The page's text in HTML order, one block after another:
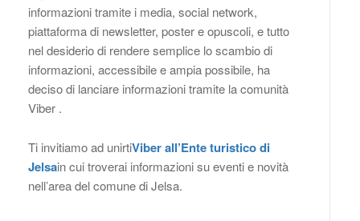
informazioni tramite i media, social network,
piattaforma di newsletter, poster e opuscoli, e tutto
nel desiderio di rendere semplice lo scambio di
informazioni, accessibile e ampia possibile, ha
deciso di lanciare informazioni tramite la comunità
Viber .
Ti invitiamo ad unirtiViber all’Ente turistico di
Jelsain cui troverai informazioni su eventi e novità
nell’area del comune di Jelsa.